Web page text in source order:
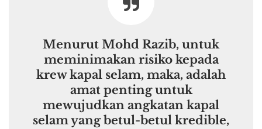
Menurut Mohd Razib, untuk
meminimakan risiko kepada
krew kapal selam, maka, adalah
amat penting untuk
mewujudkan angkatan kapal
selam yang betul-betul kredible,